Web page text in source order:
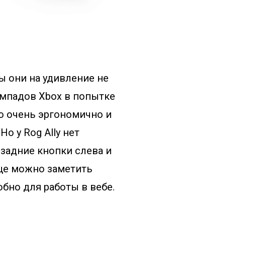
они на удивление не
Xbox в попытке
очень эргономично и
у Rog Ally нет
кнопки слева и
можно заметить
для работы в вебе.